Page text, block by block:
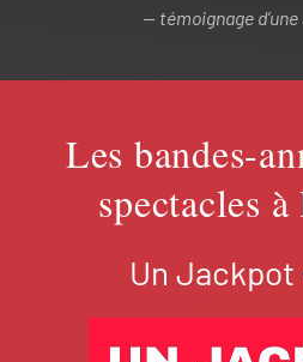
témoignage
Les bandes-
spectacles
Un Jackpot